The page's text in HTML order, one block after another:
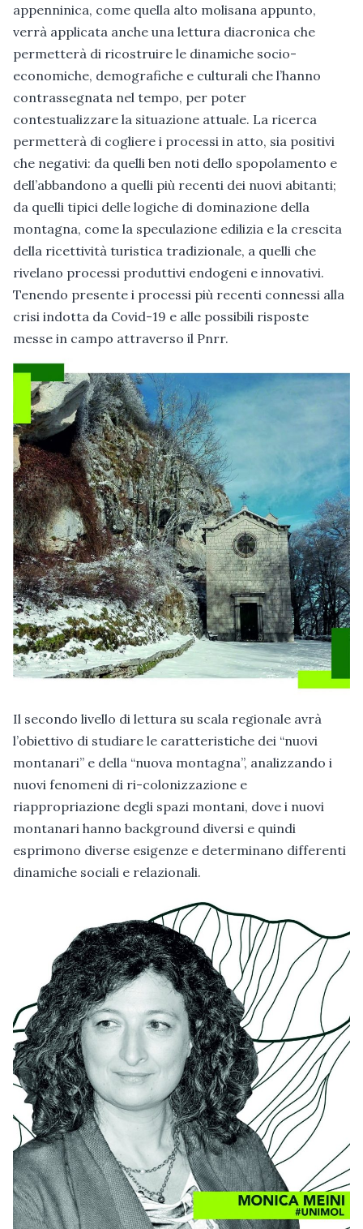
appenninica, come quella alto molisana appunto,
verrà applicata anche una lettura diacronica che
permetterà di ricostruire le dinamiche socio-
economiche, demografiche e culturali che l’hanno
contrassegnata nel tempo, per poter
contestualizzare la situazione attuale. La ricerca
permetterà di cogliere i processi in atto, sia positivi
che negativi: da quelli ben noti dello spopolamento e
dell’abbandono a quelli più recenti dei nuovi abitanti;
da quelli tipici delle logiche di dominazione della
montagna, come la speculazione edilizia e la crescita
della ricettività turistica tradizionale, a quelli che
rivelano processi produttivi endogeni e innovativi.
Tenendo presente i processi più recenti connessi alla
crisi indotta da Covid-19 e alle possibili risposte
messe in campo attraverso il Pnrr.
Il secondo livello di lettura su scala regionale avrà
l’obiettivo di studiare le caratteristiche dei “nuovi
montanari” e della “nuova montagna”, analizzando i
nuovi fenomeni di ri-colonizzazione e
riappropriazione degli spazi montani, dove i nuovi
montanari hanno background diversi e quindi
esprimono diverse esigenze e determinano differenti
dinamiche sociali e relazionali.